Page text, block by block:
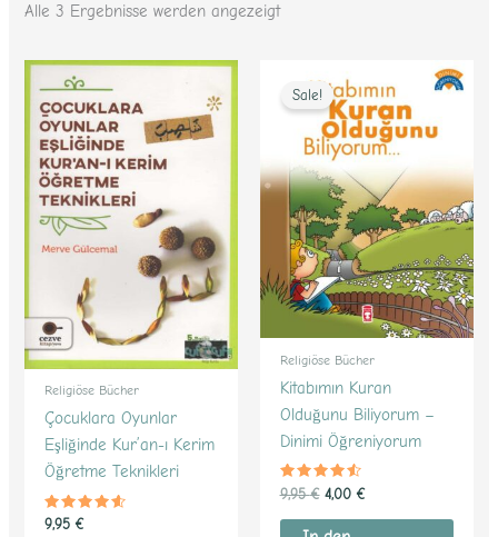
Alle 3 Ergebnisse werden angezeigt
Religiöse Bücher
Çocuklara Oyunlar
Eşliğinde Kur’an-ı Kerim
Öğretme Teknikleri
Bewertet
9,95 €
Sale!
Religiöse Bücher
Kitabımın Kuran
Olduğunu Biliyorum –
Dinimi Öğreniyorum
Bewertet
mit
4.37
von 5
9,95€
Preis
war:
9,95 €
4,00 €
Preis
ist:
4,00 €.